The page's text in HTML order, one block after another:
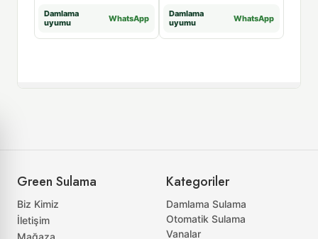
Damlama
uyumu
WhatsApp
Damlama
uyumu
WhatsApp
Green Sulama
Biz Kimiz
İletişim
Mağaza
Kategoriler
Damlama Sulama
Otomatik Sulama
Vanalar